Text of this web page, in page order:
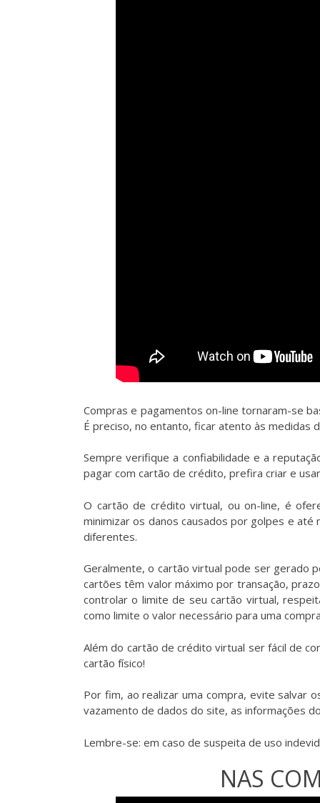
Compras e pagamentos on-line tornaram-se
É preciso, no entanto, ficar atento às medidas
Sempre verifique a confiabilidade e a
pagar com cartão de crédito, prefira criar e
O cartão de crédito virtual, ou on-line, é
minimizar os danos causados por golpes e
diferentes.
Geralmente, o cartão virtual pode ser gerado
cartões têm valor máximo por transação,
controlar o limite de seu cartão virtual,
como limite o valor necessário para uma
Além do cartão de crédito virtual ser fácil de
cartão físico!
Por fim, ao realizar uma compra, evite salvar
vazamento de dados do site, as informações
Lembre-se: em caso de suspeita de uso
NAS